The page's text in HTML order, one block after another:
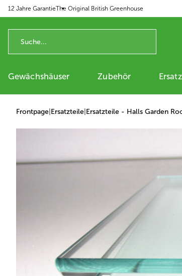
12 Jahre GarantieThe Original British Greenhouse
Gewächshäuser Zubehör
Frontpage Ersatzteile Ersatzteile - Halls Garden